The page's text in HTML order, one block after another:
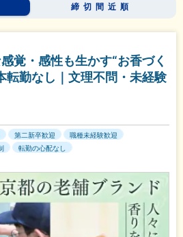
締切間近順
覚・感性も生かす“お香づく
転勤なし｜文理不問・未経験
第二新卒歓迎
職種未経験歓迎
転勤の心配なし